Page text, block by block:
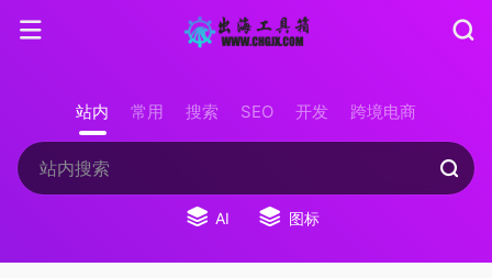
站内 常用 搜索 SEO 开发 跨境电商
AI 图标